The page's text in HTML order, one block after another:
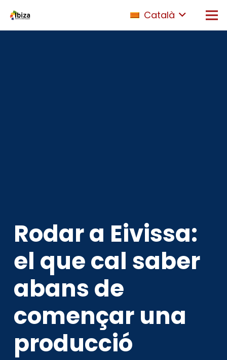
Català
Rodar a Eivissa:
el que cal saber
abans de
començar una
producció